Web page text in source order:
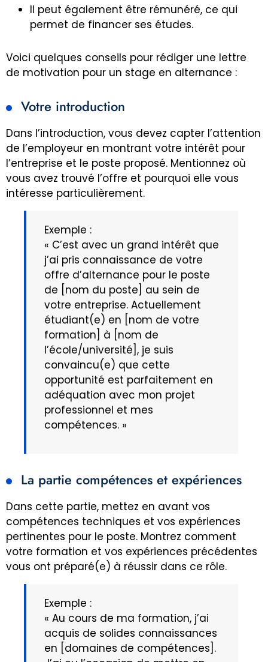
Il peut également être rémunéré, ce qui
permet de financer ses études.
Voici quelques conseils pour rédiger une lettre
de motivation pour un stage en alternance :
Votre introduction
Dans l’introduction, vous devez capter l’attention
de l’employeur en montrant votre intérêt pour
l’entreprise et le poste proposé. Mentionnez où
vous avez trouvé l’offre et pourquoi elle vous
intéresse particulièrement.
Exemple :
« C’est avec un grand intérêt que
j’ai pris connaissance de votre
offre d’alternance pour le poste
de [nom du poste] au sein de
votre entreprise. Actuellement
étudiant(e) en [nom de votre
formation] à [nom de
l’école/université], je suis
convaincu(e) que cette
opportunité est parfaitement en
adéquation avec mon projet
professionnel et mes
compétences. »
La partie compétences et expériences
Dans cette partie, mettez en avant vos
compétences techniques et vos expériences
pertinentes pour le poste. Montrez comment
votre formation et vos expériences précédentes
vous ont préparé(e) à réussir dans ce rôle.
Exemple :
« Au cours de ma formation, j’ai
acquis de solides connaissances
en [domaines de compétences].